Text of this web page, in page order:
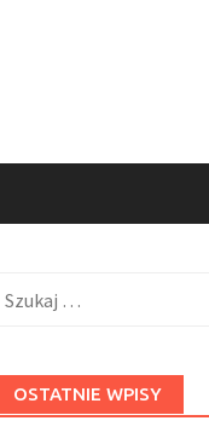
OSTATNIE WPISY